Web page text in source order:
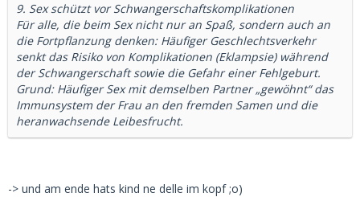
9. Sex schützt vor Schwangerschaftskomplikationen
Für alle, die beim Sex nicht nur an Spaß, sondern auch an
die Fortpflanzung denken: Häufiger Geschlechtsverkehr
senkt das Risiko von Komplikationen (Eklampsie) während
der Schwangerschaft sowie die Gefahr einer Fehlgeburt.
Grund: Häufiger Sex mit demselben Partner „gewöhnt“ das
Immunsystem der Frau an den fremden Samen und die
heranwachsende Leibesfrucht.
-> und am ende hats kind ne delle im kopf ;o)